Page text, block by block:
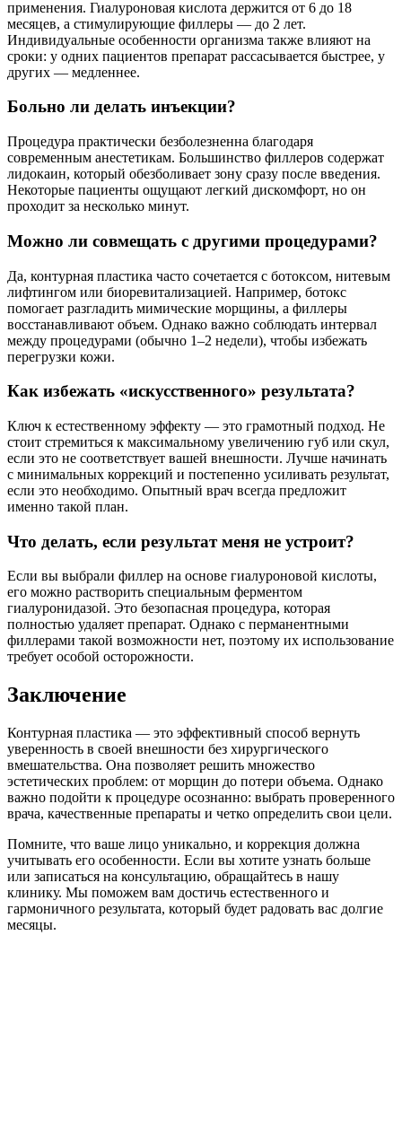
применения. Гиалуроновая кислота держится от 6 до 18
месяцев, а стимулирующие филлеры — до 2 лет.
Индивидуальные особенности организма также влияют на
сроки: у одних пациентов препарат рассасывается быстрее, у
других — медленнее.
Больно ли делать инъекции?
Процедура практически безболезненна благодаря
современным анестетикам. Большинство филлеров содержат
лидокаин, который обезболивает зону сразу после введения.
Некоторые пациенты ощущают легкий дискомфорт, но он
проходит за несколько минут.
Можно ли совмещать с другими процедурами?
Да, контурная пластика часто сочетается с ботоксом, нитевым
лифтингом или биоревитализацией. Например, ботокс
помогает разгладить мимические морщины, а филлеры
восстанавливают объем. Однако важно соблюдать интервал
между процедурами (обычно 1–2 недели), чтобы избежать
перегрузки кожи.
Как избежать «искусственного» результата?
Ключ к естественному эффекту — это грамотный подход. Не
стоит стремиться к максимальному увеличению губ или скул,
если это не соответствует вашей внешности. Лучше начинать
с минимальных коррекций и постепенно усиливать результат,
если это необходимо. Опытный врач всегда предложит
именно такой план.
Что делать, если результат меня не устроит?
Если вы выбрали филлер на основе гиалуроновой кислоты,
его можно растворить специальным ферментом
гиалуронидазой. Это безопасная процедура, которая
полностью удаляет препарат. Однако с перманентными
филлерами такой возможности нет, поэтому их использование
требует особой осторожности.
Заключение
Контурная пластика — это эффективный способ вернуть
уверенность в своей внешности без хирургического
вмешательства. Она позволяет решить множество
эстетических проблем: от морщин до потери объема. Однако
важно подойти к процедуре осознанно: выбрать проверенного
врача, качественные препараты и четко определить свои цели.
Помните, что ваше лицо уникально, и коррекция должна
учитывать его особенности. Если вы хотите узнать больше
или записаться на консультацию, обращайтесь в нашу
клинику. Мы поможем вам достичь естественного и
гармоничного результата, который будет радовать вас долгие
месяцы.